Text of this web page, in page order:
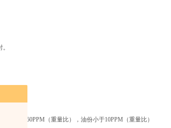
小于60PPM（重量比），油份小于10PPM（重量比）